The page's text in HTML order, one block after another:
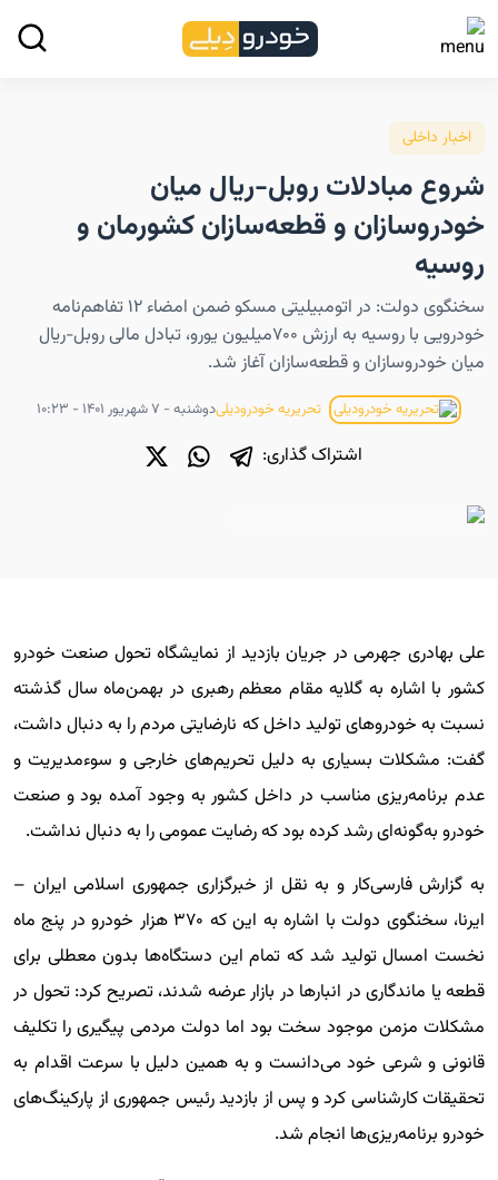
اخبار داخلی
شروع مبادلات روبل-ریال میان
خودروسازان و قطعه‌سازان کشورمان و
روسیه
سخنگوی دولت: در اتومبیلیتی مسکو ضمن امضاء ۱۲ تفاهم‌نامه
خودرویی با روسیه به ارزش ۷۰۰میلیون یورو، تبادل مالی روبل-ریال
میان خودروسازان و قطعه‌سازان آغاز شد.
تحریریه خودرودیلیدوشنبه - ۷ شهریور ۱۴۰۱ - ۱۰:۲۳
اشتراک گذاری:
علی بهادری جهرمی در جریان بازدید از نمایشگاه تحول صنعت خودرو
کشور با اشاره به گلایه مقام معظم رهبری در بهمن‌ماه سال گذشته
نسبت به خودروهای تولید داخل که نارضایتی مردم را به دنبال داشت،
گفت: مشکلات بسیاری به دلیل تحریم‌های خارجی و سوءمدیریت و
عدم برنامه‌ریزی مناسب در داخل کشور به وجود آمده بود و صنعت
خودرو به‌گونه‌ای رشد کرده بود که رضایت عمومی را به دنبال نداشت.
به گزارش فارسی‌کار و به نقل از خبرگزاری جمهوری اسلامی ایران –
ایرنا، سخنگوی دولت با اشاره به این که ۳۷۰ هزار خودرو در پنج ماه
نخست امسال تولید شد که تمام این دستگاه‌ها بدون معطلی برای
قطعه یا ماندگاری در انبارها در بازار عرضه شدند، تصریح کرد: تحول در
مشکلات مزمن موجود سخت بود اما دولت مردمی پیگیری را تکلیف
قانونی و شرعی خود می‌دانست و به همین دلیل با سرعت اقدام به
تحقیقات کارشناسی کرد و پس از بازدید رئیس جمهوری از پارکینگ‌های
خودرو برنامه‌ریزی‌ها انجام شد.